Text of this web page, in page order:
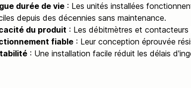
durée de vie : Les unités installées
depuis des décennies sans maintenance.
du produit : Les débitmètres et contacteurs
fiable : Leur conception éprouvée
: Une installation facile réduit les délais